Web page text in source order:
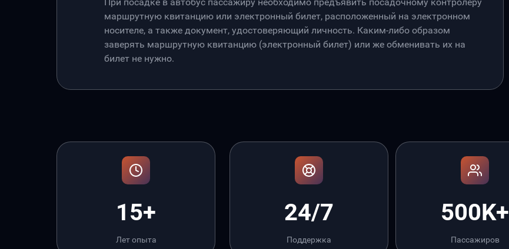
маршрутную квитанцию или электронный билет, расположенный на электронном
носителе, а также документ, удостоверяющий личность. Каким-либо образом
заверять маршрутную квитанцию (электронный билет) или же обменивать их на
билет не нужно.
15+
Лет опыта
24/7
Поддержка
500K+
Пассажиров